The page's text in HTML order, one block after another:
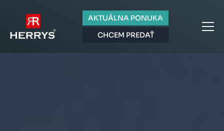
AKTUÁLNA PONUKA
CHCEM PREDAŤ